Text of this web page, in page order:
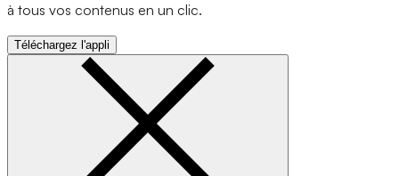
à tous vos contenus en un clic.
Téléchargez l'appli